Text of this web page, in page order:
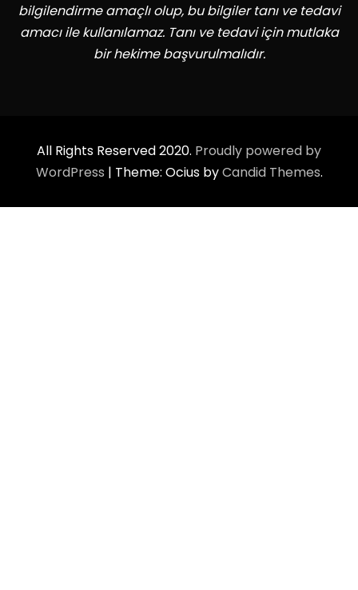
bilgilendirme amaçlı olup, bu bilgiler tanı ve tedavi
amacı ile kullanılamaz. Tanı ve tedavi için mutlaka
bir hekime başvurulmalıdır.
All Rights Reserved 2020. Proudly powered by
WordPress | Theme: Ocius byCandid Themes.